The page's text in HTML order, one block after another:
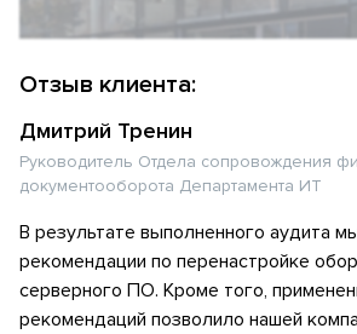
Отзыв клиента:
Дмитрий Тренин
Руководитель Отдела сопровождения
документооборота Департамента ИТ
В результате выполненного аудита
рекомендации по перенастройке
серверного ПО. Кроме того,
рекомендаций позволило нашей